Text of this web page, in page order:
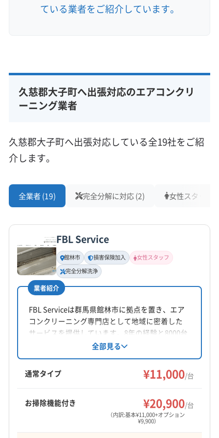
ている業者をご紹介しています。
久慈郡大子町へ出張対応のエアコンクリ
ーニング業者
久慈郡大子町へ出張対応している全19社をご紹
介します。
全業者 (19) 完全分解に対応 (2) 女性スタッフ
FBL Service
館林市 損害保険加入
女性スタッフ
完全分解洗浄
業者紹介
FBL Serviceは群馬県館林市に拠点を置き、エア
コンクリーニング専門店として地域に密着した
サービスを提供しています。8年の経験と8000台
以上の作業実績を持ち、完全分解洗浄や損害保
険加入で安心です。土日祝日対応可能で、女性
スタッフも在籍。防カビ・抗菌コーティングに
も対応し、丁寧な作業を心がけています。
全部見る
通常タイプ ¥11,000/台
お掃除機能付き ¥20,900/台
（内訳:基本¥11,000+オプション
¥9,900）